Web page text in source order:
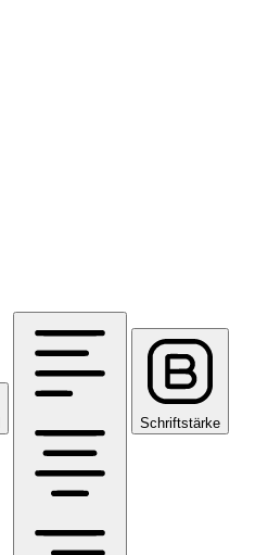
Schriftstärke